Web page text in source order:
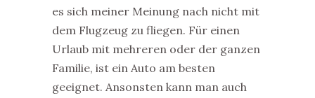
es sich meiner Meinung nach nicht mit
dem Flugzeug zu fliegen. Für einen
Urlaub mit mehreren oder der ganzen
Familie, ist ein Auto am besten
geeignet. Ansonsten kann man auch